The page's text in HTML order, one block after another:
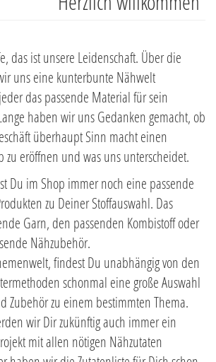
das ist unsere Leidenschaft. Über die
uns eine kunterbunte Nähwelt
das passende Material für sein
haben wir uns Gedanken gemacht, ob
überhaupt Sinn macht einen
zu eröffnen und was uns unterscheidet.
Du im Shop immer noch eine passende
zu Deiner Stoffauswahl. Das
Garn, den passenden Kombistoff oder
Nähzubehör.
findest Du unabhängig von den
schonmal eine große Auswahl
Zubehör zu einem bestimmten Thema.
wir Dir zukünftig auch immer ein
mit allen nötigen Nähzutaten